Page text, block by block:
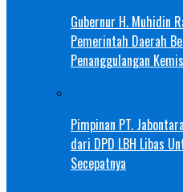
Gubernur H. Muhidin
Pemerintah Daerah
Penanggulangan
Pimpinan PT.
dari DPD LBH Libas
Secepatnya